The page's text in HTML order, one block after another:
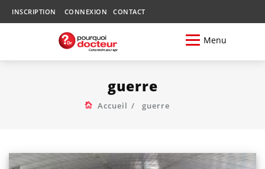
INSCRIPTION CONNEXION CONTACT
Menu
guerre
Accueil guerre